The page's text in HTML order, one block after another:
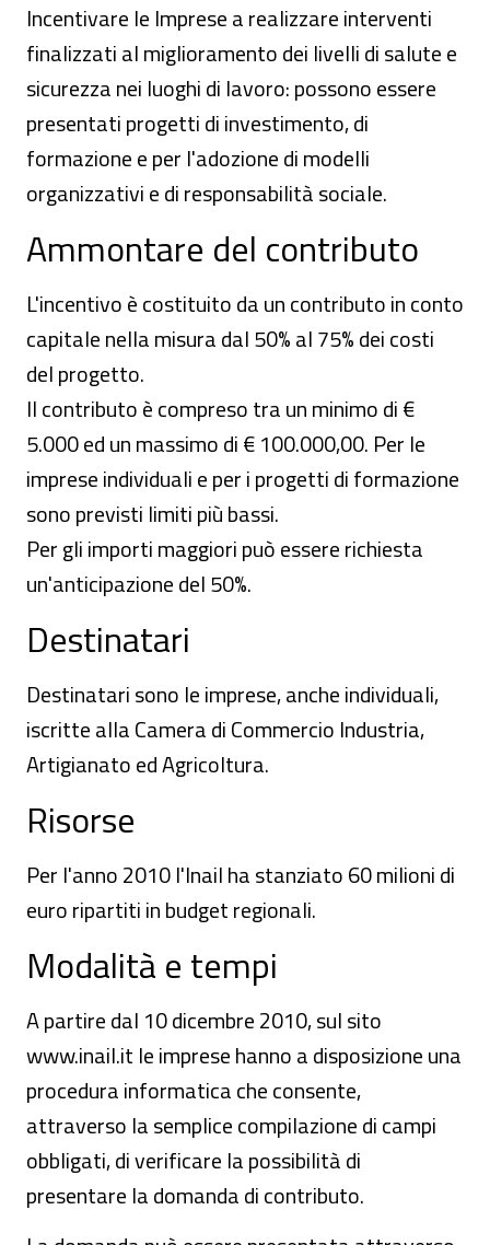
Incentivare le Imprese a realizzare interventi
finalizzati al miglioramento dei livelli di salute e
sicurezza nei luoghi di lavoro: possono essere
presentati progetti di investimento, di
formazione e per l'adozione di modelli
organizzativi e di responsabilità sociale.
Ammontare del contributo
L'incentivo è costituito da un contributo in conto
capitale nella misura dal 50% al 75% dei costi
del progetto.
Il contributo è compreso tra un minimo di €
5.000 ed un massimo di € 100.000,00. Per le
imprese individuali e per i progetti di formazione
sono previsti limiti più bassi.
Per gli importi maggiori può essere richiesta
un'anticipazione del 50%.
Destinatari
Destinatari sono le imprese, anche individuali,
iscritte alla Camera di Commercio Industria,
Artigianato ed Agricoltura.
Risorse
Per l'anno 2010 l'Inail ha stanziato 60 milioni di
euro ripartiti in budget regionali.
Modalità e tempi
A partire dal 10 dicembre 2010, sul sito
www.inail.it le imprese hanno a disposizione una
procedura informatica che consente,
attraverso la semplice compilazione di campi
obbligati, di verificare la possibilità di
presentare la domanda di contributo.